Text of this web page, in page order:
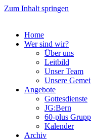
Zum Inhalt springen
Home
Wer sind wir?
Über uns
Leitbild
Unser Team
Unsere
Angebote
Gottesdienste
JG:Bern
60-plus
Kalender
Archiv